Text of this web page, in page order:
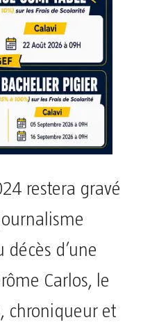
restera gravé
d’une
Carlos, le
chroniqueur et